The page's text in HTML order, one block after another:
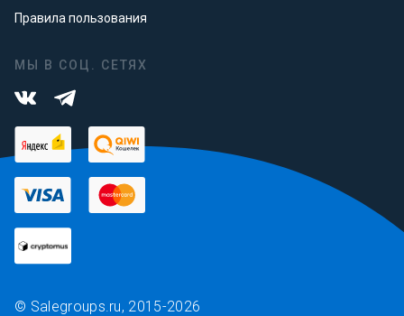
Правила пользования
МЫ В СОЦ. СЕТЯХ
© Salegroups.ru, 2015-2026